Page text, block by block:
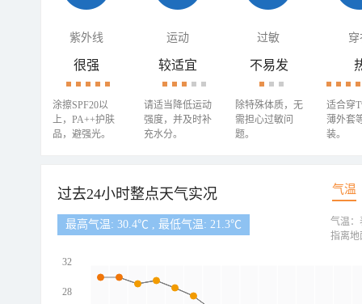
紫外线 运动 过敏 穿
很强
涂擦SPF20以
上，PA++护肤
品，避强光。
较适宜
请适当降低运动
强度，并及时补
充水分。
不易发
除特殊体质，无
需担心过敏问
题。
适合穿
薄外套
装。
过去24小时整点天气实况 气温
最高气温: 30.4℃ , 最低气温: 21.3℃
32
28
气温：
指离地